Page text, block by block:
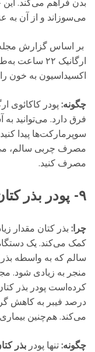
بدن فراهم می‌کند.
می‌سوزاند و از آن به
ارگانیک ۲۲
اکسیداسیون به خون
چگونه:پودر کاکائوی
فرق دارد. می‌توانید
سوپرمارکت‌ها پیدا
مصرف چربی سالم،
مصرف کنید.
۹- پودر بذر کتان برای فیبر ضروری
چرا: بذر کتان مقدار
کمک می‌کند. یک
سالم که به واسطه‌
درصد فیبر به کاهش
می‌کند. هم‌چنین
چگونه: تنها پودر بذر